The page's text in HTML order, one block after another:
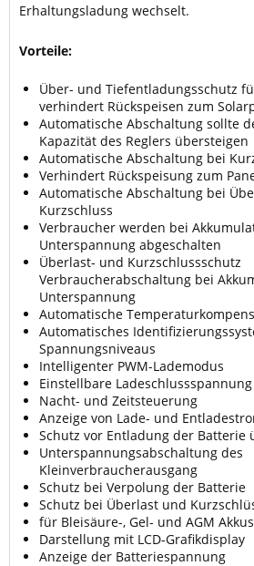
Erhaltungsladung wechselt.
Vorteile:
Über- und Tiefentladungsschutz
verhindert Rückspeisen zum
Automatische Abschaltung sollte
Kapazität des Reglers übersteigen
Automatische Abschaltung bei
Verhindert Rückspeisung zum
Automatische Abschaltung bei
Kurzschluss
Verbraucher werden bei
Unterspannung abgeschalten
Überlast- und Kurzschlussschutz
Verbraucherabschaltung bei
Unterspannung
Automatische
Automatisches
Spannungsniveaus
Intelligenter PWM-Lademodus
Einstellbare Ladeschlussspannung
Nacht- und Zeitsteuerung
Anzeige von Lade- und
Schutz vor Entladung der Batterie
Unterspannungsabschaltung des
Kleinverbraucherausgang
Schutz bei Verpolung der Batterie
Schutz bei Überlast und
für Bleisäure-, Gel- und AGM
Darstellung mit LCD-Grafikdisplay
Anzeige der Batteriespannung